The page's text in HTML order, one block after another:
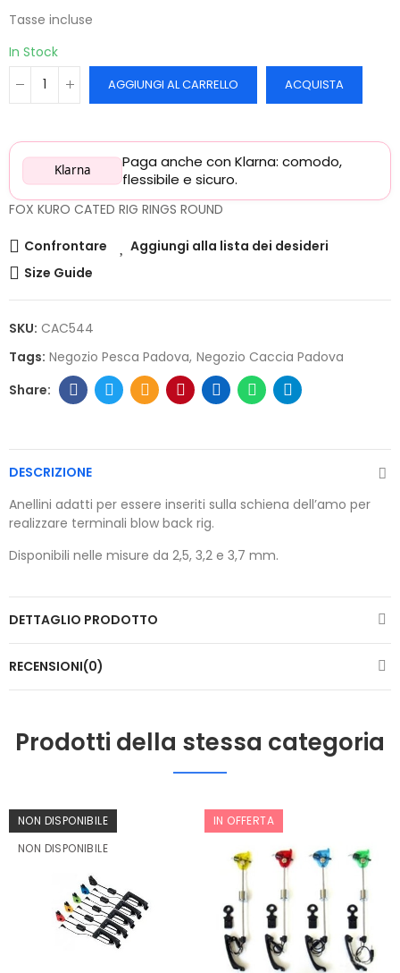
Tasse incluse
In Stock
AGGIUNGI AL CARRELLO ACQUISTA
Klarna
Paga anche con Klarna: comodo,
flessibile e sicuro.
FOX KURO CATED RIG RINGS ROUND
Confrontare
Aggiungi alla lista dei desideri
Size Guide
SKU: CAC544
Tags: Negozio Pesca Padova Negozio Caccia Padova
DESCRIZIONE
Anellini adatti per essere inseriti sulla schiena dell’amo per
realizzare terminali blow back rig.
Disponibili nelle misure da 2,5, 3,2 e 3,7 mm.
DETTAGLIO PRODOTTO
RECENSIONI(0)
Prodotti della stessa categoria
NON DISPONIBILE
NON DISPONIBILE
IN OFFERTA